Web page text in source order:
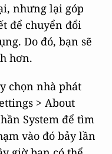
nhưng lại góp
để chuyển đổi
Do đó, bạn sẽ
hơn.
chọn nhà phát
> About
System để tìm
vào đó bảy lần